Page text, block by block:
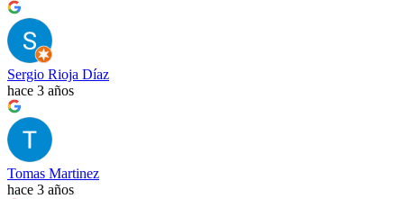
Sergio Rioja Díaz
hace 3 años
Tomas Martinez
hace 3 años